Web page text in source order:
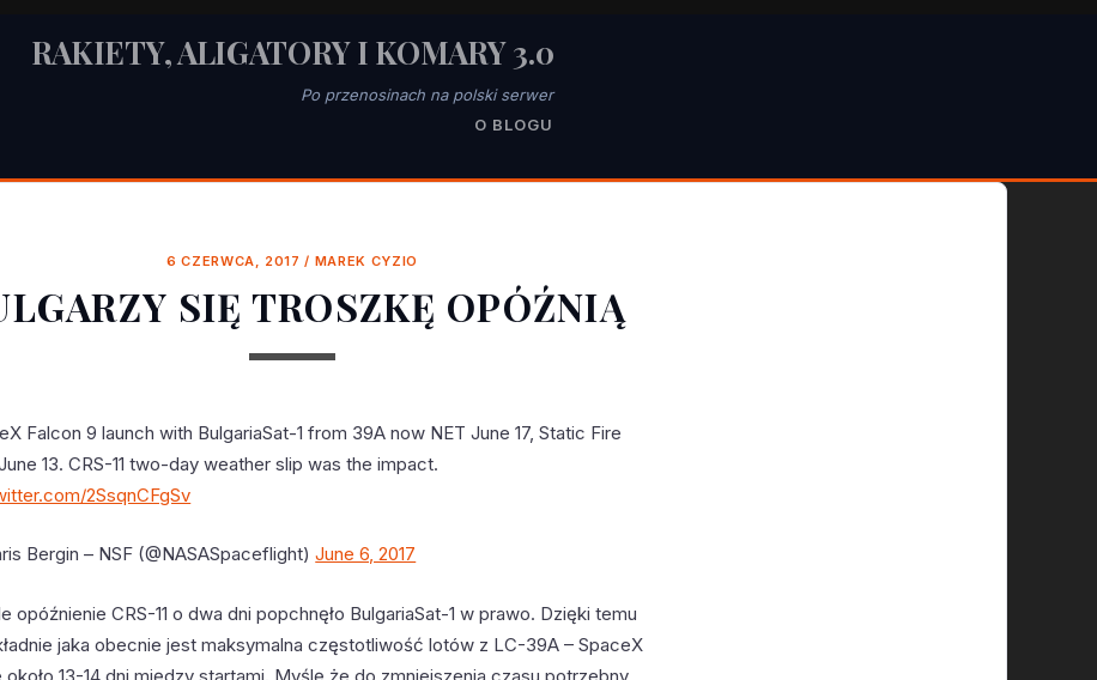
RAKIETY, ALIGATORY I KOMARY 3.0
Po przenosinach na polski serwer
O BLOGU
6 CZERWCA, 2017 / MAREK CYZIO
SIĘ TROSZKĘ OPÓŹNIĄ
Falcon 9 launch with BulgariaSat-1 from 39A now NET June 17, Static Fire
13. CRS-11 two-day weather slip was the impact.
2SsqnCFgSv
Bergin – NSF (@NASASpaceflight)June 6, 2017
opóźnienie CRS-11 o dwa dni popchnęło BulgariaSat-1 w prawo. Dzięki temu
jaka obecnie jest maksymalna częstotliwość lotów z LC-39A – SpaceX
13-14 dni między startami. Myślę że do zmniejszenia czasu potrzebny